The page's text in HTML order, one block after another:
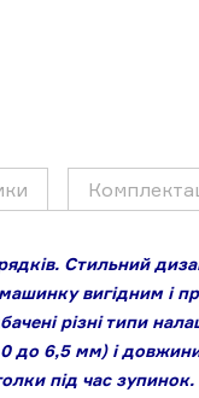
Стильний
вигідним і
різні типи
до 6,5 мм) і
під час зупинок.